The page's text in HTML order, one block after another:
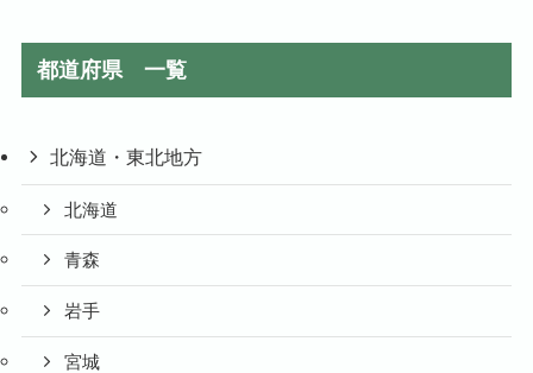
都道府県 一覧
北海道・東北地方
北海道
青森
岩手
宮城